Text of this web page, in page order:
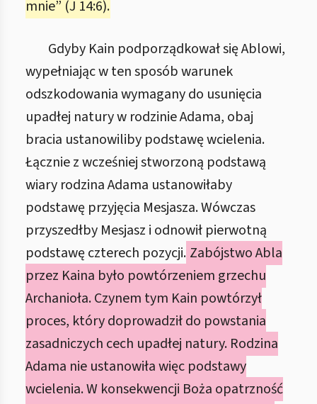
mnie” (J 14:6).
Gdyby Kain podporządkował się Ablowi,
wypełniając w ten sposób warunek
odszkodowania wymagany do usunięcia
upadłej natury w rodzinie Adama, obaj
bracia ustanowiliby podstawę wcielenia.
Łącznie z wcześniej stworzoną podstawą
wiary rodzina Adama ustanowiłaby
podstawę przyjęcia Mesjasza. Wówczas
przyszedłby Mesjasz i odnowił pierwotną
podstawę czterech pozycji. Zabójstwo Abla
przez Kaina było powtórzeniem grzechu
Archanioła. Czynem tym Kain powtórzył
proces, który doprowadził do powstania
zasadniczych cech upadłej natury. Rodzina
Adama nie ustanowiła więc podstawy
wcielenia. W konsekwencji Boża opatrzność